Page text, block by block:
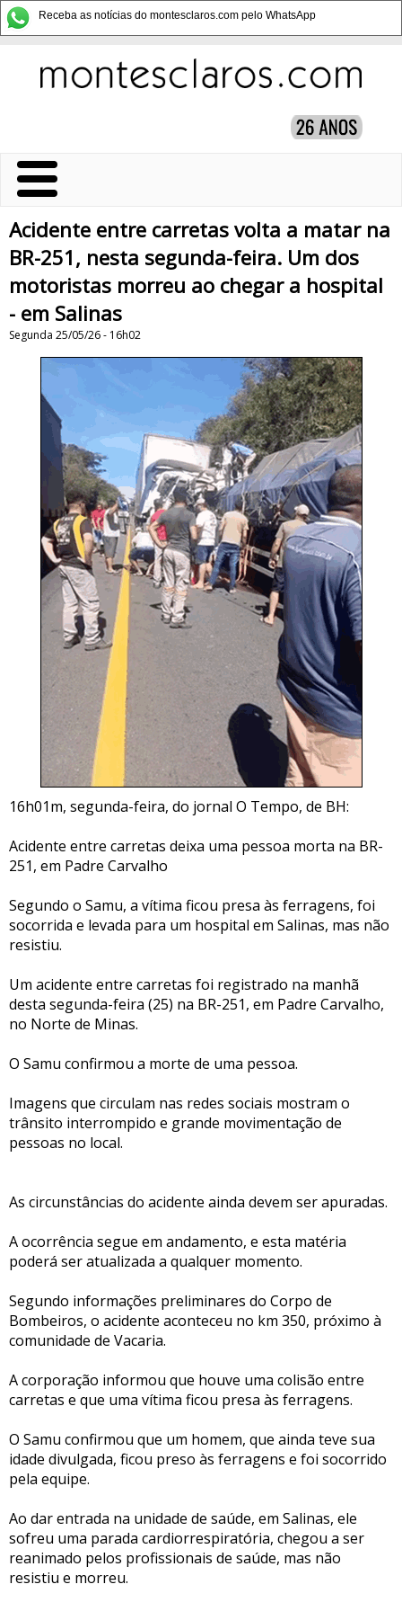
Receba as notícias do montesclaros.com pelo WhatsApp
Acidente entre carretas volta a matar na
BR-251, nesta segunda-feira. Um dos
motoristas morreu ao chegar a hospital
- em Salinas
Segunda 25/05/26 - 16h02
16h01m, segunda-feira, do jornal O Tempo, de BH:
Acidente entre carretas deixa uma pessoa morta na BR-
251, em Padre Carvalho
Segundo o Samu, a vítima ficou presa às ferragens, foi
socorrida e levada para um hospital em Salinas, mas não
resistiu.
Um acidente entre carretas foi registrado na manhã
desta segunda-feira (25) na BR-251, em Padre Carvalho,
no Norte de Minas.
O Samu confirmou a morte de uma pessoa.
Imagens que circulam nas redes sociais mostram o
trânsito interrompido e grande movimentação de
pessoas no local.
As circunstâncias do acidente ainda devem ser apuradas.
A ocorrência segue em andamento, e esta matéria
poderá ser atualizada a qualquer momento.
Segundo informações preliminares do Corpo de
Bombeiros, o acidente aconteceu no km 350, próximo à
comunidade de Vacaria.
A corporação informou que houve uma colisão entre
carretas e que uma vítima ficou presa às ferragens.
O Samu confirmou que um homem, que ainda teve sua
idade divulgada, ficou preso às ferragens e foi socorrido
pela equipe.
Ao dar entrada na unidade de saúde, em Salinas, ele
sofreu uma parada cardiorrespiratória, chegou a ser
reanimado pelos profissionais de saúde, mas não
resistiu e morreu.